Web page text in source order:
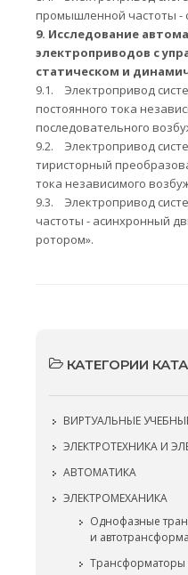
промышленной частоты -
9. Исследование
электроприводов с
статическом и
9.1.
Электропривод
постоянного тока
последовательного
9.2.
Электропривод
тиристорный
тока независимого
9.3.
Электропривод
частоты - асинхронный
ротором».
КАТЕГОРИИ
ВИРТУАЛЬНЫЕ
ЭЛЕКТРОТЕХНИКА И
АВТОМАТИКА
ЭЛЕКТРОМЕХАНИКА
Однофазные
и
Трансформаторы